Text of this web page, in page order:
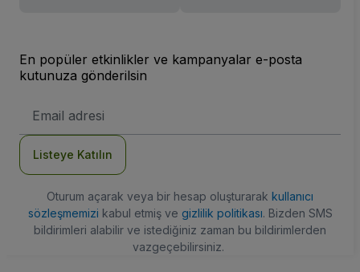
En popüler etkinlikler ve kampanyalar e-posta
kutunuza gönderilsin
posta
Listeye Katılın
Oturum açarak veya bir hesap oluşturarak kullanıcı
sözleşmemizi kabul etmiş ve gizlilik politikası. Bizden SMS
bildirimleri alabilir ve istediğiniz zaman bu bildirimlerden
vazgeçebilirsiniz.